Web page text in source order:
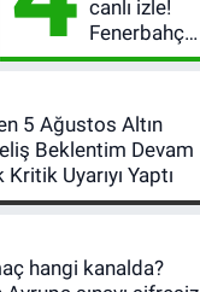
saat kaçta?
canlı izle!
Fenerbahçe-
Sturm Graz
5 Ağustos Altın
Beklentim Devam
Uyarıyı Yaptı
hangi kanalda?